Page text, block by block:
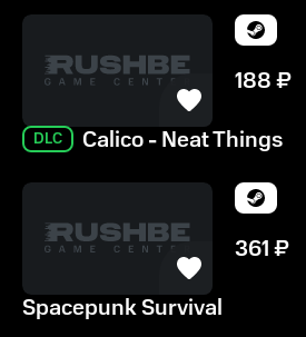
188₽
DLC Calico - Neat Things
361₽
Spacepunk Survival